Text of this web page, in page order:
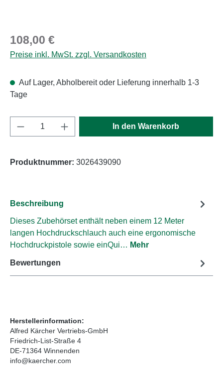
Regulärer Preis:
108,00 €
Preise inkl. MwSt. zzgl. Versandkosten
Auf Lager, Abholbereit oder Lieferung innerhalb 1-3
Tage
Produkt Anzahl: Gib den gewünschten
In den Warenkorb
Produktnummer: 3026439090
Beschreibung
Dieses Zubehörset enthält neben einem 12 Meter
langen Hochdruckschlauch auch eine ergonomische
Hochdruckpistole sowie einQui… Mehr
Bewertungen
Herstellerinformation:
Alfred Kärcher Vertriebs-GmbH
Friedrich-List-Straße 4
DE-71364 Winnenden
info@kaercher.com